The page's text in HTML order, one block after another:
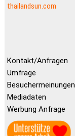
Kontakt/Anfragen
Umfrage
Besuchermeinungen
Mediadaten
Werbung Anfrage